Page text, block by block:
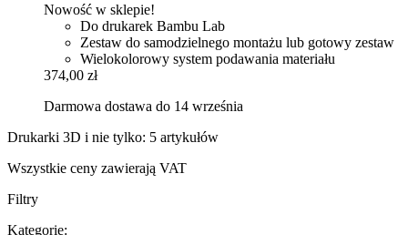
Nowość w sklepie!
Do drukarek Bambu Lab
Zestaw do samodzielnego montażu lub gotowy zestaw
Wielokolorowy system podawania materiału
374,00 zł
Darmowa dostawa do 14 września
Drukarki 3D i nie tylko: 5 artykułów
Wszystkie ceny zawierają VAT
Filtry
Kategorie: